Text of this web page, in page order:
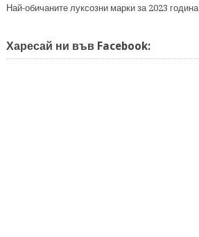
Най-обичаните луксозни марки за 2023 година
Харесай ни във Facebook: